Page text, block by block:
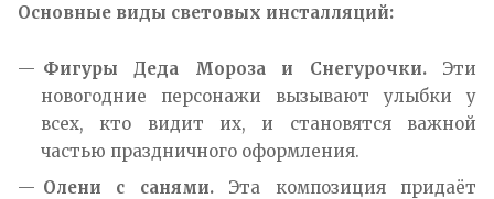
Основные виды световых инсталляций:
Фигуры Деда Мороза и Снегурочки. Эти
новогодние персонажи вызывают улыбки у
всех, кто видит их, и становятся важной
частью праздничного оформления.
Олени с санями.Эта композиция придаёт